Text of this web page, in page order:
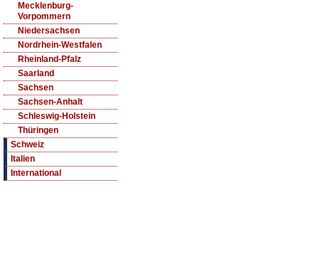
Mecklenburg-
Vorpommern
Niedersachsen
Nordrhein-Westfalen
Rheinland-Pfalz
Saarland
Sachsen
Sachsen-Anhalt
Schleswig-Holstein
Thüringen
Schweiz
Italien
International